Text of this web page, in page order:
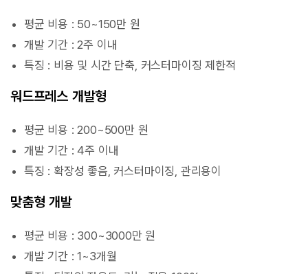
평균 비용 : 50~150만 원
개발 기간 : 2주 이내
특징 : 비용 및 시간 단축, 커스터마이징 제한적
워드프레스 개발형
평균 비용 : 200~500만 원
개발 기간 : 4주 이내
특징 : 확장성 좋음, 커스터마이징, 관리용이
맞춤형 개발
평균 비용 : 300~3000만 원
개발 기간 : 1~3개월